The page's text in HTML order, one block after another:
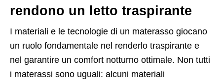
rendono un letto traspirante
I materiali e le tecnologie di un materasso giocano
un ruolo fondamentale nel renderlo traspirante e
nel garantire un comfort notturno ottimale. Non tutti
i materassi sono uguali: alcuni materiali